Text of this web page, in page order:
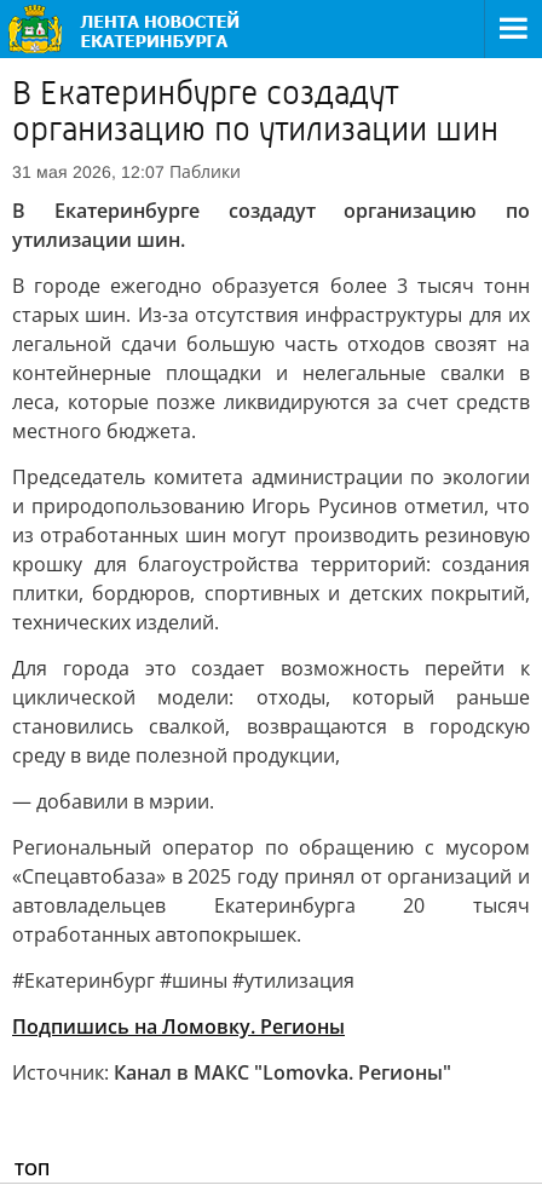
В Екатеринбурге создадут
организацию по утилизации шин
31 мая 2026, 12:07 Паблики
В Екатеринбурге создадут организацию по
утилизации шин.
В городе ежегодно образуется более 3 тысяч тонн
старых шин. Из-за отсутствия инфраструктуры для их
легальной сдачи большую часть отходов свозят на
контейнерные площадки и нелегальные свалки в
леса, которые позже ликвидируются за счет средств
местного бюджета.
Председатель комитета администрации по экологии
и природопользованию Игорь Русинов отметил, что
из отработанных шин могут производить резиновую
крошку для благоустройства территорий: создания
плитки, бордюров, спортивных и детских покрытий,
технических изделий.
Для города это создает возможность перейти к
циклической модели: отходы, который раньше
становились свалкой, возвращаются в городскую
среду в виде полезной продукции,
— добавили в мэрии.
Региональный оператор по обращению с мусором
«Спецавтобаза» в 2025 году принял от организаций и
автовладельцев Екатеринбурга 20 тысяч
отработанных автопокрышек.
#Екатеринбург #шины #утилизация
Подпишись на Ломовку. Регионы
Источник: Канал в МАКС "Lomovka. Регионы"
ТОП